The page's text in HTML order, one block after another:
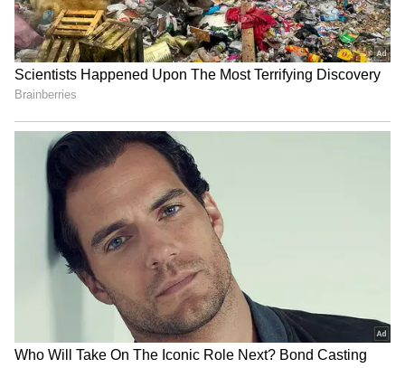
Related Articles
School Holiday : கொளுத்தும் வெயில்..
தமிழகத்தில் பள்ளி திறப்பு மீண்டும்
ஒத்திவைப்பு எதிர்பார்ப்பு!